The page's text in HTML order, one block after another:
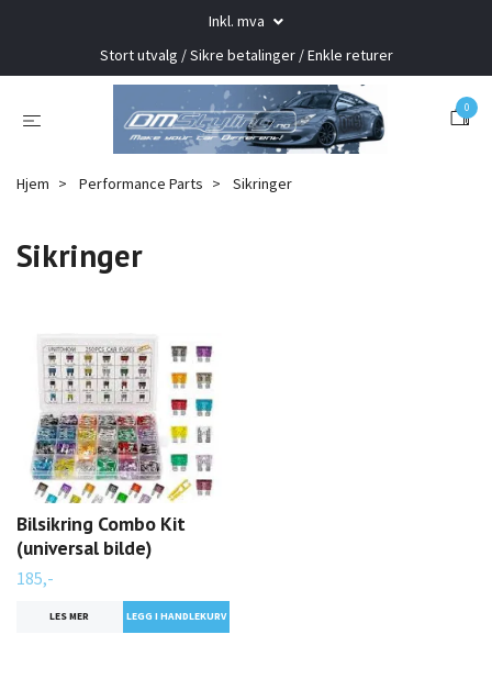
Inkl. mva
Stort utvalg / Sikre betalinger / Enkle returer
0
Hjem Performance Parts Sikringer
Sikringer
Bilsikring Combo Kit
(universal bilde)
185,-
LES MER